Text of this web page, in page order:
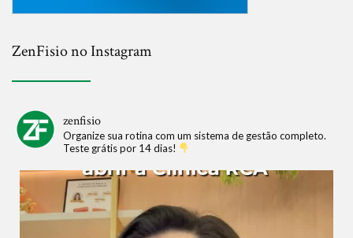
ZenFisio no Instagram
zenfisio
Organize sua rotina com um sistema de gestão completo.
Teste grátis por 14 dias!